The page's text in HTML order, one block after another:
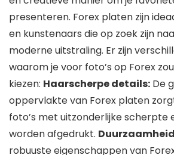
presenteren. Forex platen zijn
en kunstenaars die op zoek zijn
moderne uitstraling. Er zijn
waarom je voor foto’s op Forex
kiezen: Haarscherpe details: De
oppervlakte van Forex platen
foto’s met uitzonderlijke scherpte
worden afgedrukt.
robuuste eigenschappen van